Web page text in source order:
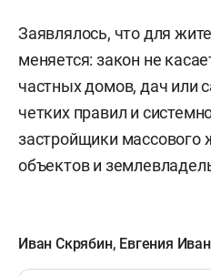
Заявлялось, что для
меняется: закон не
частных домов, дач или
четких правил и
застройщики
объектов и
Иван Скрябин, Евгения